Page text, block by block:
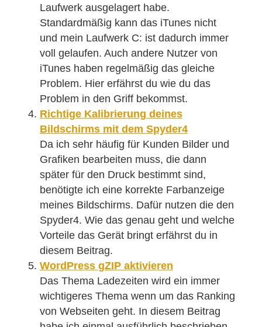
Laufwerk ausgelagert habe.
Standardmäßig kann das iTunes nicht
und mein Laufwerk C: ist dadurch immer
voll gelaufen. Auch andere Nutzer von
iTunes haben regelmäßig das gleiche
Problem. Hier erfährst du wie du das
Problem in den Griff bekommst.
Richtige Kalibrierung deines
Bildschirms mit dem Spyder4
Da ich sehr häufig für Kunden Bilder und
Grafiken bearbeiten muss, die dann
später für den Druck bestimmt sind,
benötigte ich eine korrekte Farbanzeige
meines Bildschirms. Dafür nutzen die den
Spyder4. Wie das genau geht und welche
Vorteile das Gerät bringt erfährst du in
diesem Beitrag.
WordPress gZIP aktivieren
Das Thema Ladezeiten wird ein immer
wichtigeres Thema wenn um das Ranking
von Webseiten geht. In diesem Beitrag